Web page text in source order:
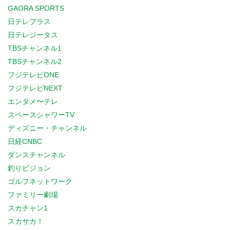
GAORA SPORTS
日テレプラス
日テレジータス
TBSチャンネル1
TBSチャンネル2
フジテレビONE
フジテレビNEXT
エンタメ〜テレ
スペースシャワーTV
ディズニー・チャンネル
日経CNBC
ダンスチャンネル
釣りビジョン
ゴルフネットワーク
ファミリー劇場
スカチャン1
スカサカ！